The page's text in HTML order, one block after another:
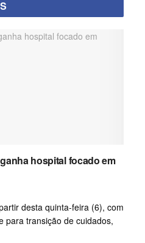
hospital focado em
desta quinta-feira (6), com
para transição de cuidados,